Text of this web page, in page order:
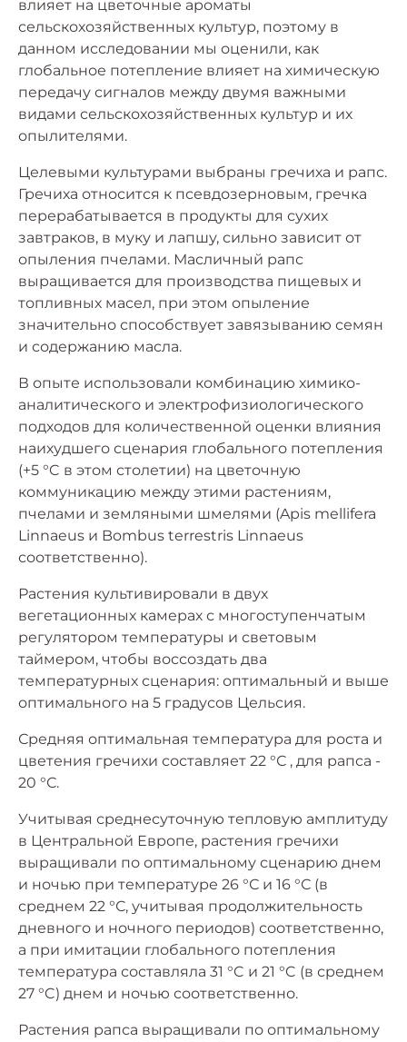
влияет на цветочные ароматы
сельскохозяйственных культур, поэтому в
данном исследовании мы оценили, как
глобальное потепление влияет на химическую
передачу сигналов между двумя важными
видами сельскохозяйственных культур и их
опылителями.
Целевыми культурами выбраны гречиха и рапс.
Гречиха относится к псевдозерновым, гречка
перерабатывается в продукты для сухих
завтраков, в муку и лапшу, сильно зависит от
опыления пчелами. Масличный рапс
выращивается для производства пищевых и
топливных масел, при этом опыление
значительно способствует завязыванию семян
и содержанию масла.
В опыте использовали комбинацию химико-
аналитического и электрофизиологического
подходов для количественной оценки влияния
наихудшего сценария глобального потепления
(+5 °C в этом столетии) на цветочную
коммуникацию между этими растениям,
пчелами и земляными шмелями (Apis mellifera
Linnaeus и Bombus terrestris Linnaeus
соответственно).
Растения культивировали в двух
вегетационных камерах с многоступенчатым
регулятором температуры и световым
таймером, чтобы воссоздать два
температурных сценария: оптимальный и выше
оптимального на 5 градусов Цельсия.
Средняя оптимальная температура для роста и
цветения гречихи составляет 22 °С , для рапса -
20 °С.
Учитывая среднесуточную тепловую амплитуду
в Центральной Европе, растения гречихи
выращивали по оптимальному сценарию днем ​​
и ночью при температуре 26 °С и 16 °С (в
среднем 22 °С, учитывая продолжительность
дневного и ночного периодов) соответственно,
а при имитации глобального потепления
температура составляла 31 °C и 21 °C (в среднем
27 °C) днем ​​и ночью соответственно.
Растения рапса выращивали по оптимальному